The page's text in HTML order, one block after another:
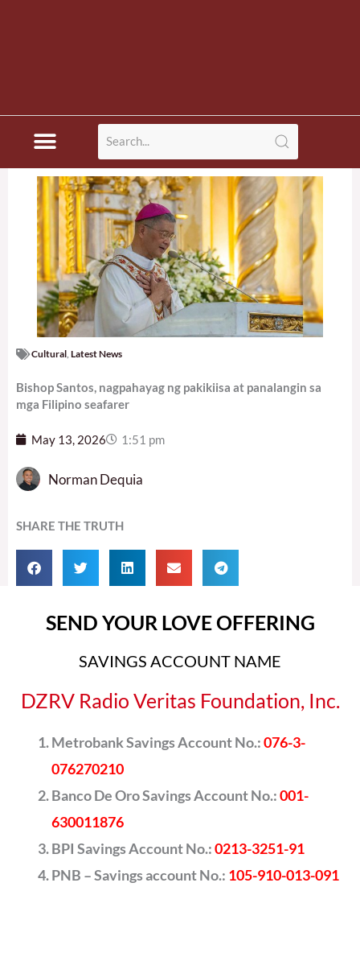
Cultural Latest News
Bishop Santos, nagpahayag ng pakikiisa at panalangin sa
mga Filipino seafarer
May 13, 2026 1:51 pm
Norman Dequia
SHARE THE TRUTH
SEND YOUR LOVE OFFERING
SAVINGS ACCOUNT NAME
DZRV Radio Veritas Foundation, Inc.
Metrobank Savings Account No.:076-3-
076270210
Banco De Oro Savings Account No.:001-
630011876
BPI Savings Account No.:0213-3251-91
PNB – Savings account No.: 105-910-013-091